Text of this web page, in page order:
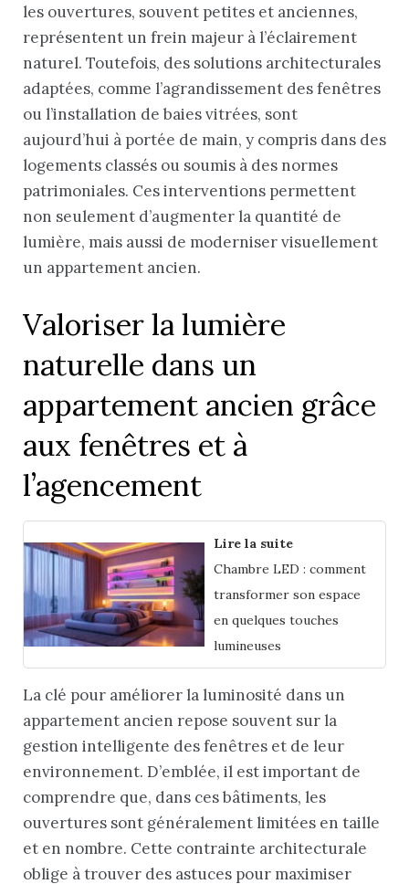
les ouvertures, souvent petites et anciennes,
représentent un frein majeur à l’éclairement
naturel. Toutefois, des solutions architecturales
adaptées, comme l’agrandissement des fenêtres
ou l’installation de baies vitrées, sont
aujourd’hui à portée de main, y compris dans des
logements classés ou soumis à des normes
patrimoniales. Ces interventions permettent
non seulement d’augmenter la quantité de
lumière, mais aussi de moderniser visuellement
un appartement ancien.
Valoriser la lumière
naturelle dans un
appartement ancien grâce
aux fenêtres et à
l’agencement
Lire la suite
Chambre LED : comment
transformer son espace
en quelques touches
lumineuses
La clé pour améliorer la luminosité dans un
appartement ancien repose souvent sur la
gestion intelligente des fenêtres et de leur
environnement. D’emblée, il est important de
comprendre que, dans ces bâtiments, les
ouvertures sont généralement limitées en taille
et en nombre. Cette contrainte architecturale
oblige à trouver des astuces pour maximiser